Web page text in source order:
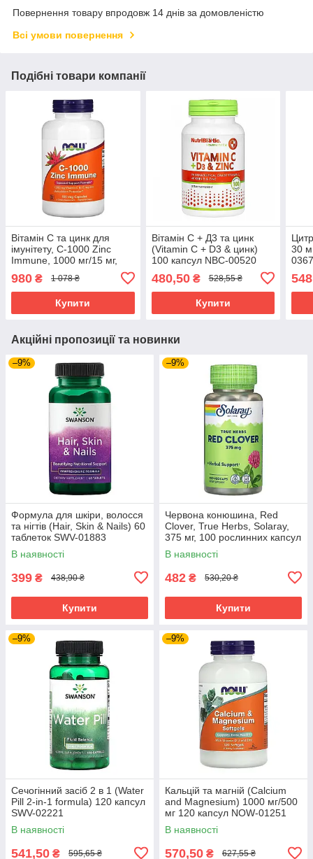
Повернення товару впродовж 14 днів за домовленістю
Всі умови повернення
Подібні товари компанії
Вітамін С та цинк для
імунітету, C-1000 Zinc
Immune, 1000 мг/15 мг,
980 ₴ 1 078 ₴
Купити
Вітамін С + Д3 та цинк
(Vitamin C + D3 & цинк)
100 капсул NBC-00520
480,50₴ 528,55 ₴
Купити
30
Акційні пропозиції та новинки
–9%
Формула для шкіри, волосся
та нігтів (Hair, Skin & Nails) 60
таблеток SWV-01883
В наявності
399 ₴ 438,90 ₴
Купити
–9%
Червона конюшина, Red
Clover, True Herbs, Solaray,
375 мг, 100 рослинних капсул
SOR-01480
В наявності
482 ₴ 530,20 ₴
Купити
–9%
Сечогінний засіб 2 в 1 (Water
Pill 2-in-1 formula) 120 капсул
SWV-02221
В наявності
541,50 ₴ 595,65 ₴
–9%
Кальцій та магній (Calcium
and Magnesium) 1000 мг/500
мг 120 капсул NOW-01251
В наявності
570,50 ₴ 627,55 ₴